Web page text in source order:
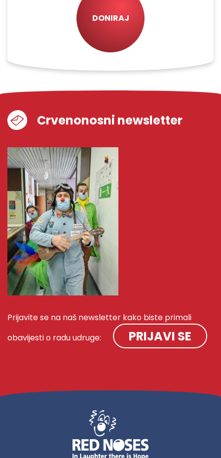
DONIRAJ
Crvenonosni newsletter
Prijavite se na naš newsletter kako biste primali
obavijesti o radu udruge:
PRIJAVI SE